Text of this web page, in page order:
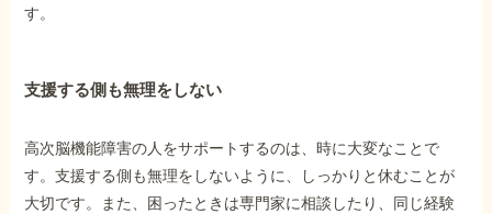
す。
支援する側も無理をしない
高次脳機能障害の人をサポートするのは、時に大変なことで
す。支援する側も無理をしないように、しっかりと休むことが
大切です。また、困ったときは専門家に相談したり、同じ経験